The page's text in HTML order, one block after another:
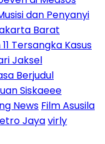
dan Penyanyi
Barat
Tersangka Kasus
Jaksel
Berjudul
Siskaeee
News Film Asusila
Jayavirly